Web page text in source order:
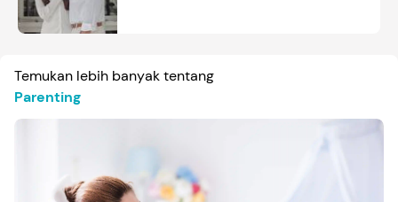
Temukan lebih banyak tentang
Parenting